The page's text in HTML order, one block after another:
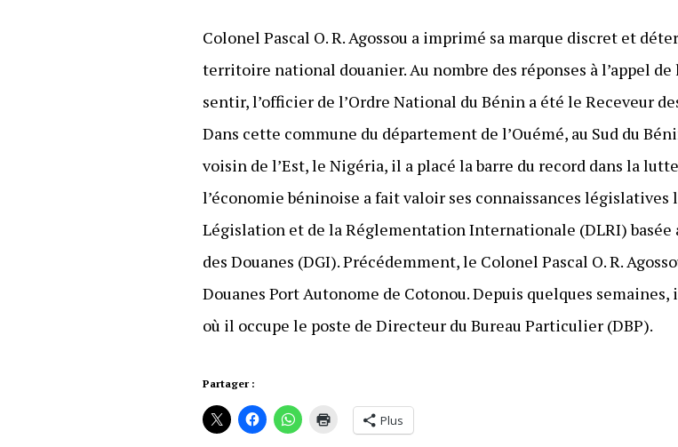
Colonel Pascal O. R. Agossou a imprimé sa marque discret et
territoire national douanier. Au nombre des réponses à l’appel
sentir, l’officier de l’Ordre National du Bénin a été le Receveur
Dans cette commune du département de l’Ouémé, au Sud du
voisin de l’Est, le Nigéria, il a placé la barre du record dans la
l’économie béninoise a fait valoir ses connaissances
Législation et de la Réglementation Internationale (DLRI)
des Douanes (DGI). Précédemment, le Colonel Pascal O. R.
Douanes Port Autonome de Cotonou. Depuis quelques
où il occupe le poste de Directeur du Bureau Particulier (DBP).
Partager :
Plus